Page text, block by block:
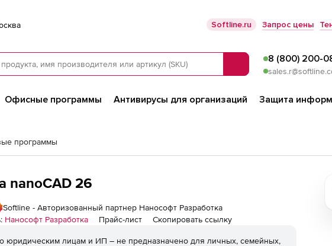
Softline.ru Запрос цены
8 (800) 200-
Офисные программы Антивирусы для организаций Защита
программы
nanoCAD 26
Softline - Авторизованный партнер Нанософт Разработка
Нанософт Разработка Прайс-лист Скопировать ссылку
юридическим лицам и ИП – не предназначено для личных, семейных,